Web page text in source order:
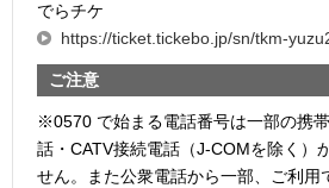
でらチケ
https://ticket.tickebo.jp/sn/tkm-
ご注意
※0570 で始まる電話番号は一部の携
話・CATV接続電話（J-COMを除く）
せん。また公衆電話から一部、ご利用